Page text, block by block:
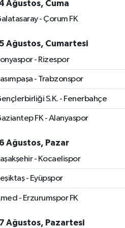
Ağustos, Cuma
- Çorum FK
Ağustos, Cumartesi
- Rizespor
- Trabzonspor
S.K. - Fenerbahçe
FK - Alanyaspor
Ağustos, Pazar
- Kocaelispor
- Eyüpspor
- Erzurumspor FK
Ağustos, Pazartesi